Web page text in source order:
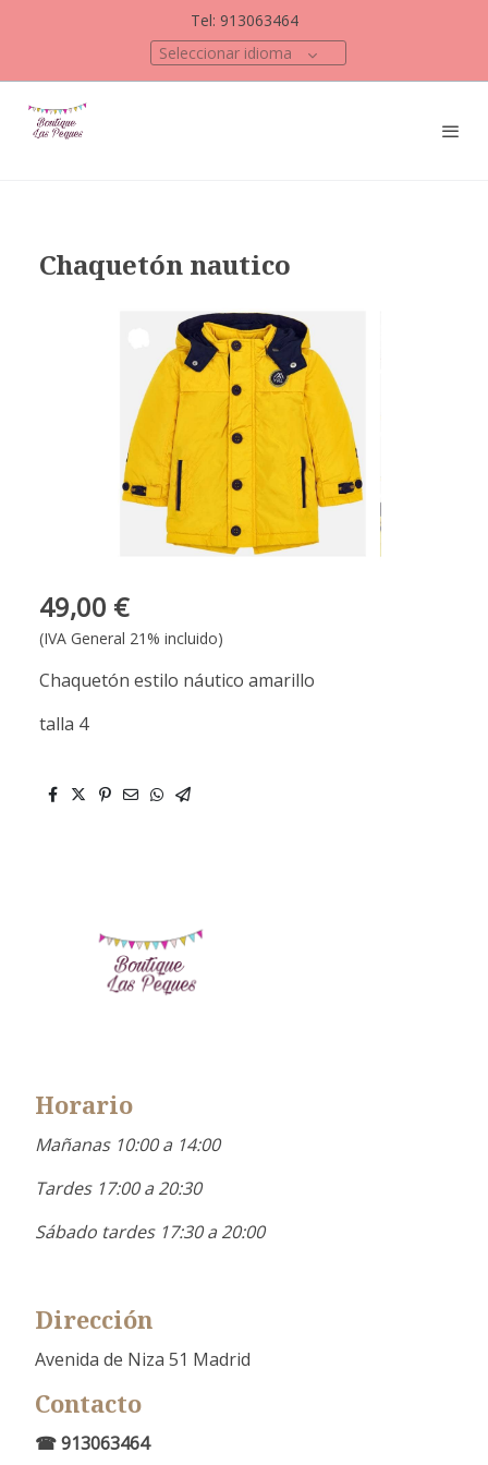
Tel: 913063464
Seleccionar idioma
Chaquetón nautico
49,00 €
(IVA General 21% incluido)
Chaquetón estilo náutico amarillo
talla 4
Horario
Mañanas 10:00 a 14:00
Tardes 17:00 a 20:30
Sábado tardes 17:30 a 20:00
Dirección
Avenida de Niza 51 Madrid
Contacto
☎ 913063464